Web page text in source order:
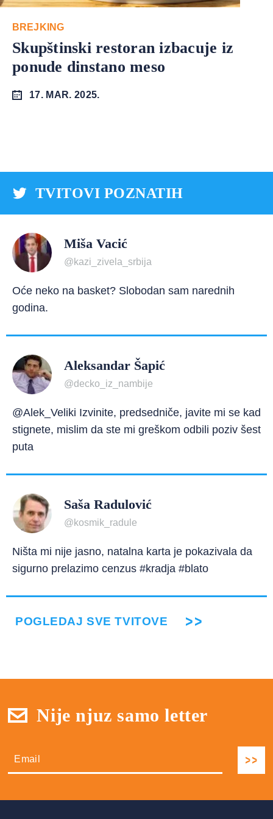
BREJKING
Skupštinski restoran izbacuje iz
ponude dinstano meso
17. MAR. 2025.
TVITOVI POZNATIH
Miša Vacić
@kazi_zivela_srbija
Oće neko na basket? Slobodan sam narednih
godina.
Aleksandar Šapić
@decko_iz_nambije
@Alek_Veliki Izvinite, predsedniče, javite mi se kad
stignete, mislim da ste mi greškom odbili poziv šest
puta
Saša Radulović
@kosmik_radule
Ništa mi nije jasno, natalna karta je pokazivala da
sigurno prelazimo cenzus #kradja #blato
POGLEDAJ SVE TVITOVE
Nije njuz samo letter